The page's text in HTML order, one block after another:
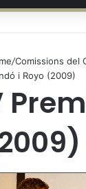
/Comissions del
i Royo (2009)